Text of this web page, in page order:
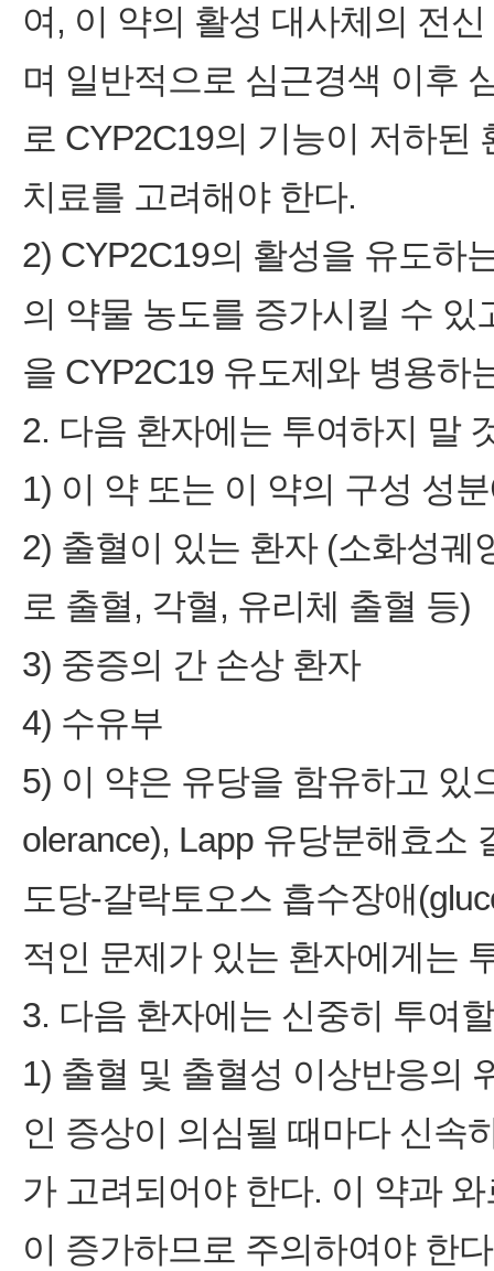
여, 이 약의 활성 대사체의 전
며 일반적으로 심근경색 이후
로 CYP2C19의 기능이 저하된
치료를 고려해야 한다.
2) CYP2C19의 활성을 유도하
의 약물 농도를 증가시킬 수
을 CYP2C19 유도제와 병용하
2. 다음 환자에는 투여하지 말
1) 이 약 또는 이 약의 구성 성
2) 출혈이 있는 환자 (소화성궤
로 출혈, 각혈, 유리체 출혈 등)
3) 중증의 간 손상 환자
4) 수유부
5) 이 약은 유당을 함유하고 있
olerance), Lapp 유당분해효소
도당-갈락토오스 흡수장애
적인 문제가 있는 환자에게는
3. 다음 환자에는 신중히 투여
1) 출혈 및 출혈성 이상반응의
인 증상이 의심될 때마다 신속
가 고려되어야 한다. 이 약과
이 증가하므로 주의하여야 한